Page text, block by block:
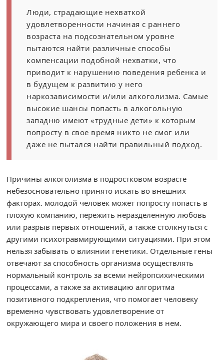
Люди, страдающие нехваткой
удовлетворенности начиная с раннего
возраста на подсознательном уровне
пытаются найти различные способы
компенсации подобной нехватки, что
приводит к нарушению поведения ребенка и
в будущем к развитию у него
наркозависимости и/или алкоголизма. Самые
высокие шансы попасть в алкогольную
западню имеют «трудные дети» к которым
попросту в свое время никто не смог или
даже не пытался найти правильный подход.
Причины алкоголизма в подростковом возрасте
небезосновательно принято искать во внешних
факторах. молодой человек может попросту попасть в
плохую компанию, пережить неразделенную любовь
или разрыв первых отношений, а также столкнуться с
другими психотравмирующими ситуациями. При этом
нельзя забывать о влиянии генетики. Отдельные гены
отвечают за способность организма осуществлять
нормальный контроль за всеми нейропсихическими
процессами, а также за активацию алгоритма
позитивного подкрепления, что помогает человеку
временно чувствовать удовлетворение от
окружающего мира и своего положения в нем.